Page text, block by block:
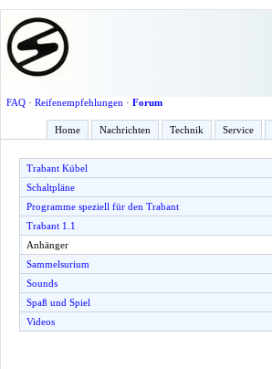
FAQ· Reifenempfehlungen · Forum
Home Nachrichten Technik Service
Trabant Kübel
Schaltpläne
Programme speziell für den Trabant
Trabant 1.1
Anhänger
Sammelsurium
Sounds
Spaß und Spiel
Videos